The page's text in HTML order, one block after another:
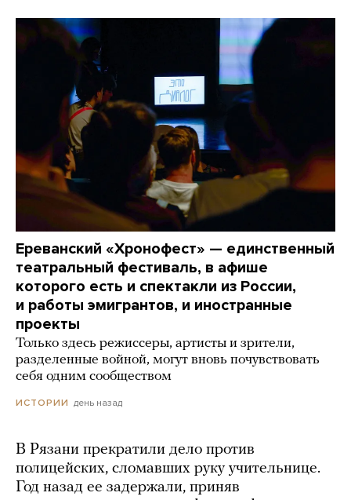
Ереванский «Хронофест» — единственный
театральный фестиваль, в афише
которого есть и спектакли из России,
и работы эмигрантов, и иностранные
проекты
Только здесь режиссеры, артисты и зрители,
разделенные войной, могут вновь почувствовать
себя одним сообществом
ИСТОРИИ день назад
В Рязани прекратили дело против
полицейских, сломавших руку учительнице.
Год назад ее задержали, приняв